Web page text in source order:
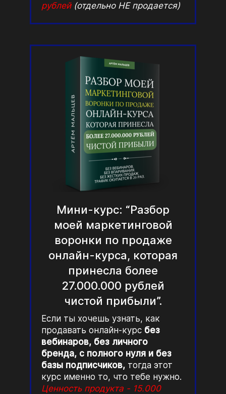
рублей (отдельно НЕ продается)
Мини-курс: “Разбор
моей маркетинговой
воронки по продаже
онлайн-курса, которая
принесла более
27.000.000 рублей
чистой прибыли”.
Если ты хочешь узнать, как
продавать онлайн-курс без
вебинаров, без личного
бренда, с полного нуля и без
базы подписчиков, тогда этот
курс именно то, что тебе нужно.
Ценность продукта - 15.000